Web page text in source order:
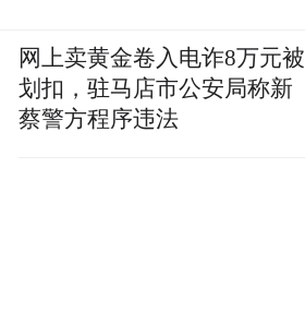
网上卖黄金卷入电诈8万元被
划扣，驻马店市公安局称新
蔡警方程序违法